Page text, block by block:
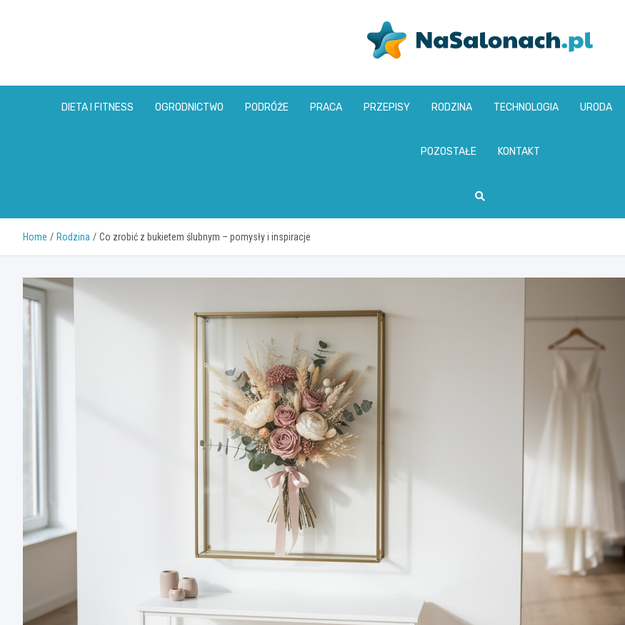
nasalonach.pl
DIETA I FITNESS OGRODNICTWO PODRÓŻE PRACA PRZEPISY RODZINA TECHNOLOGIA URODA
POZOSTAŁE KONTAKT
Home Rodzina Co zrobić z bukietem ślubnym – pomysły i inspiracje